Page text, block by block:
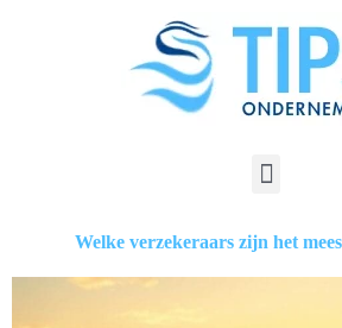
Welke verzekeraars zijn het